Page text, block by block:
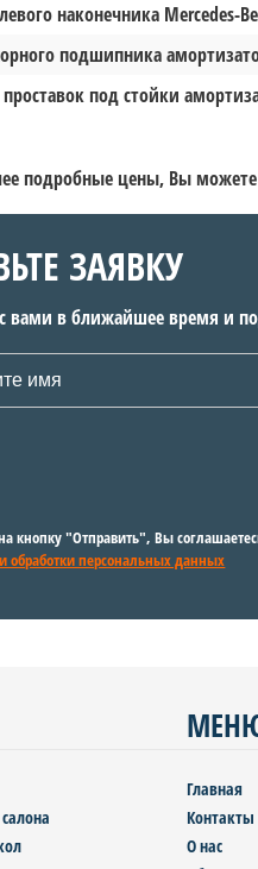
наконечника Mercedes-
подшипника
под стойки
подробные цены, Вы можете
ЗАЯВКУ
вами в ближайшее время и
кнопку "Отправить", Вы
обработки персональных данных
Главная
Контакты
О нас